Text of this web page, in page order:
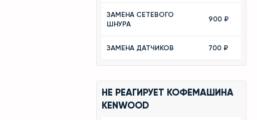
ЗАМЕНА СЕТЕВОГО
ШНУРА
900 ₽
ЗАМЕНА ДАТЧИКОВ 700 ₽
НЕ РЕАГИРУЕТ КОФЕМАШИНА
KENWOOD